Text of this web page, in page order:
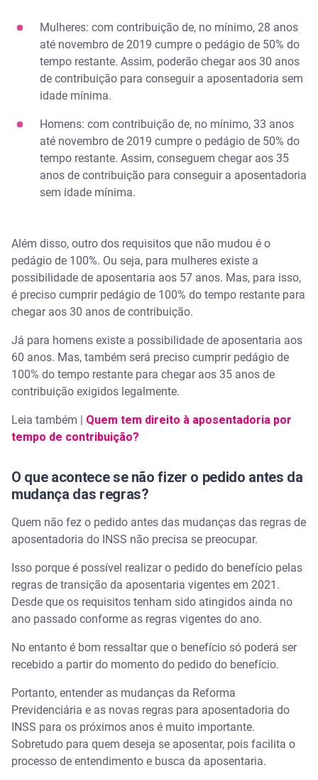
Mulheres: com contribuição de, no mínimo, 28 anos
até novembro de 2019 cumpre o pedágio de 50% do
tempo restante. Assim, poderão chegar aos 30 anos
de contribuição para conseguir a aposentadoria sem
idade mínima.
Homens: com contribuição de, no mínimo, 33 anos
até novembro de 2019 cumpre o pedágio de 50% do
tempo restante. Assim, conseguem chegar aos 35
anos de contribuição para conseguir a aposentadoria
sem idade mínima.
Além disso, outro dos requisitos que não mudou é o
pedágio de 100%. Ou seja, para mulheres existe a
possibilidade de aposentaria aos 57 anos. Mas, para isso,
é preciso cumprir pedágio de 100% do tempo restante para
chegar aos 30 anos de contribuição.
Já para homens existe a possibilidade de aposentaria aos
60 anos. Mas, também será preciso cumprir pedágio de
100% do tempo restante para chegar aos 35 anos de
contribuição exigidos legalmente.
Leia também | Quem tem direito à aposentadoria por
tempo de contribuição?
O que acontece se não fizer o pedido antes da
mudança das regras?
Quem não fez o pedido antes das mudanças das regras de
aposentadoria do INSS não precisa se preocupar.
Isso porque é possível realizar o pedido do benefício pelas
regras de transição da aposentaria vigentes em 2021.
Desde que os requisitos tenham sido atingidos ainda no
ano passado conforme as regras vigentes do ano.
No entanto é bom ressaltar que o benefício só poderá ser
recebido a partir do momento do pedido do benefício.
Portanto, entender as mudanças da Reforma
Previdenciária e as novas regras para aposentadoria do
INSS para os próximos anos é muito importante.
Sobretudo para quem deseja se aposentar, pois facilita o
processo de entendimento e busca da aposentaria.